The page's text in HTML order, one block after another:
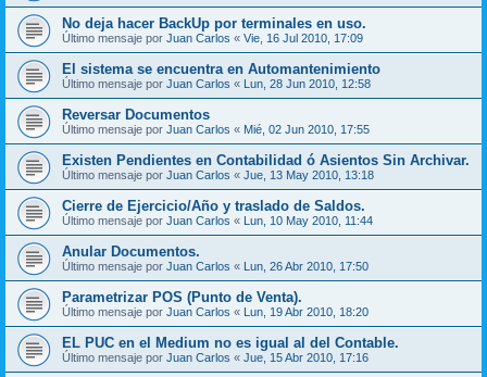
No deja hacer BackUp por terminales en uso.
Último mensaje por Juan Carlos « Vie, 16 Jul 2010, 17:09
El sistema se encuentra en Automantenimiento
Último mensaje por Juan Carlos « Lun, 28 Jun 2010, 12:58
Reversar Documentos
Último mensaje por Juan Carlos « Mié, 02 Jun 2010, 17:55
Existen Pendientes en Contabilidad ó Asientos Sin Archivar.
Último mensaje por Juan Carlos « Jue, 13 May 2010, 13:18
Cierre de Ejercicio/Año y traslado de Saldos.
Último mensaje por Juan Carlos « Lun, 10 May 2010, 11:44
Anular Documentos.
Último mensaje por Juan Carlos « Lun, 26 Abr 2010, 17:50
Parametrizar POS (Punto de Venta).
Último mensaje por Juan Carlos « Lun, 19 Abr 2010, 18:20
EL PUC en el Medium no es igual al del Contable.
Último mensaje por Juan Carlos « Jue, 15 Abr 2010, 17:16